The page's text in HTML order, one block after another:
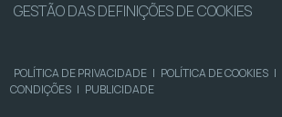
GESTÃO DAS DEFINIÇÕES DE COOKIES
POLÍTICA DE PRIVACIDADE | POLÍTICA DE COOKIES |
CONDIÇÕES | PUBLICIDADE